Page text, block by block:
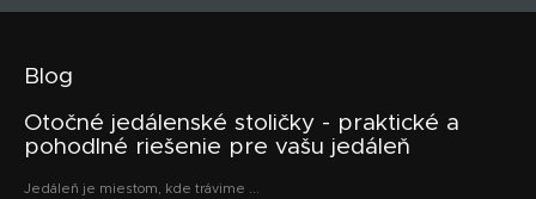
Blog
Otočné jedálenské stoličky - praktické a
pohodlné riešenie pre vašu jedáleň
Jedáleň je miestom, kde trávime ...